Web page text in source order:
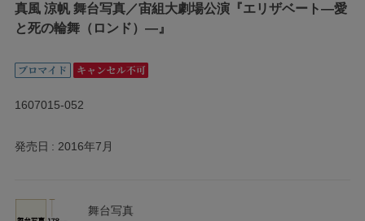
真風 涼帆 舞台写真／宙組大劇場公演『エリザベート―愛
と死の輪舞（ロンド）―』
1607015-052
発売日 2016年7月
舞台写真